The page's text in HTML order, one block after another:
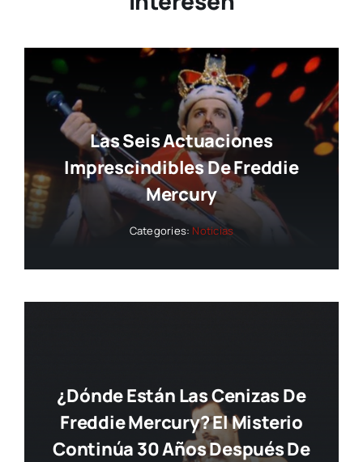
Las Seis Actuaciones
Imprescindibles De Freddie
Mercury
Categories: Noticias
¿Dónde Están Las Cenizas De
Freddie Mercury? El Misterio
Continúa 30 Años Después De